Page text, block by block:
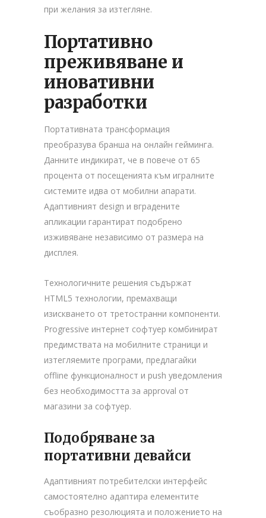
при желания за изтегляне.
Портативно
преживяване и
иновативни
разработки
Портативната трансформация
преобразува бранша на онлайн гейминга.
Данните индикират, че в повече от 65
процента от посещенията към игралните
системите идва от мобилни апарати.
Адаптивният design и вградените
апликации гарантират подобрено
изживяване независимо от размера на
дисплея.
Технологичните решения съдържат
HTML5 технологии, премахващи
изискването от третостранни компоненти.
Progressive интернет софтуер комбинират
предимствата на мобилните страници и
изтегляемите програми, предлагайки
offline функционалност и push уведомления
без необходимостта за approval от
магазини за софтуер.
Подобряване за
портативни девайси
Адаптивният потребителски интерфейс
самостоятелно адаптира елементите
съобразно резолюцията и положението на